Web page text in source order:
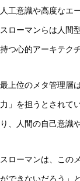
人工意識や高度なエ
スローマンらは人間
持つ心的アーキテク
最上位のメタ管理層
力」を担うとされて
り、人間の自己意識
スローマンは、この
ができないだろう」